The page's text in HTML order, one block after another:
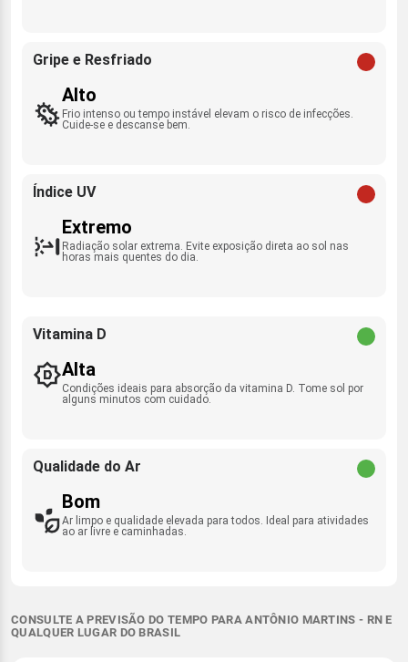
Gripe e Resfriado
Alto
Frio intenso ou tempo instável elevam o risco de infecções.
Cuide-se e descanse bem.
Índice UV
Extremo
Radiação solar extrema. Evite exposição direta ao sol nas
horas mais quentes do dia.
Vitamina D
Alta
Condições ideais para absorção da vitamina D. Tome sol por
alguns minutos com cuidado.
Qualidade do Ar
Bom
Ar limpo e qualidade elevada para todos. Ideal para atividades
ao ar livre e caminhadas.
CONSULTE A PREVISÃO DO TEMPO PARA ANTÔNIO MARTINS - RN E
QUALQUER LUGAR DO BRASIL